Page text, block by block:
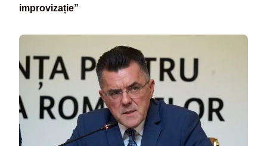
improvizație”